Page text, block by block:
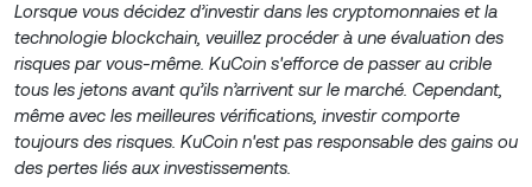
Lorsque vous décidez d’investir dans les cryptomonnaies et la
technologie blockchain, veuillez procéder à une évaluation des
risques par vous-même. KuCoin s'efforce de passer au crible
tous les jetons avant qu’ils n’arrivent sur le marché. Cependant,
même avec les meilleures vérifications, investir comporte
toujours des risques. KuCoin n'est pas responsable des gains ou
des pertes liés aux investissements.